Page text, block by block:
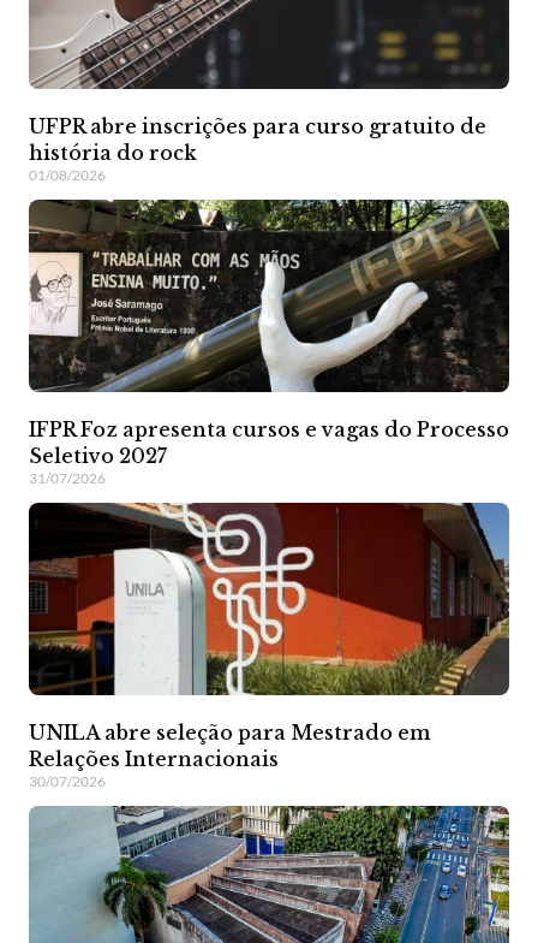
UFPR abre inscrições para curso gratuito de
história do rock
01/08/2026
IFPR Foz apresenta cursos e vagas do Processo
Seletivo 2027
31/07/2026
UNILA abre seleção para Mestrado em
Relações Internacionais
30/07/2026